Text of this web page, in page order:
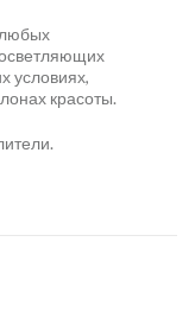
условиях,
красоты.